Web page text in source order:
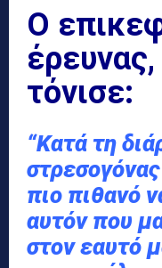
Ο
τόνισε:
“Κατά τη
πιο πιθανό
αυτόν που
στον εαυτό